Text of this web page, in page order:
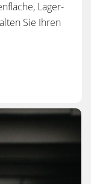
Lager-
Sie Ihren